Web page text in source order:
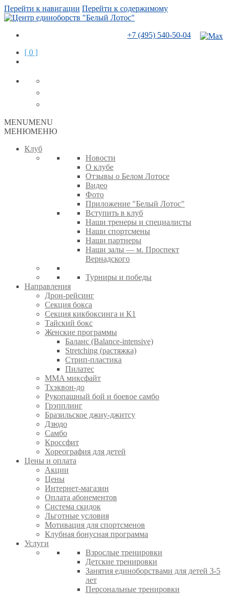
Перейти к навигации Перейти к содержимому
+7 (495) 540-50-04
[ 0 ]
MENUMENU
МЕНЮМЕНЮ
Клуб
Новости
О клубе
Отзывы о Белом Лотосе
Видео
Фото
Приложение "Белый Лотос"
Вступить в клуб
Наши тренеры и специалисты
Наши спортсмены
Наши партнеры
Наши залы — м. Проспект
Вернадского
Турниры и победы
Направления
Дрон-рейсинг
Секция бокса
Секция кикбоксинга и К1
Тайский бокс
Женские программы
Баланс (Balance-intensive)
Stretching (растяжка)
Стрип-пластика
Пилатес
MMA миксфайт
Тхэквон-до
Рукопашный бой и боевое самбо
Грэпплинг
Бразильское джиу-джитсу
Дзюдо
Самбо
Кроссфит
Хореография для детей
Цены и оплата
Акции
Цены
Интернет-магазин
Оплата абонементов
Система скидок
Льготные условия
Мотивация для спортсменов
Клубная бонусная программа
Услуги
Взрослые тренировки
Детские тренировки
Занятия единоборствами для детей 3-5
лет
Персональные тренировки